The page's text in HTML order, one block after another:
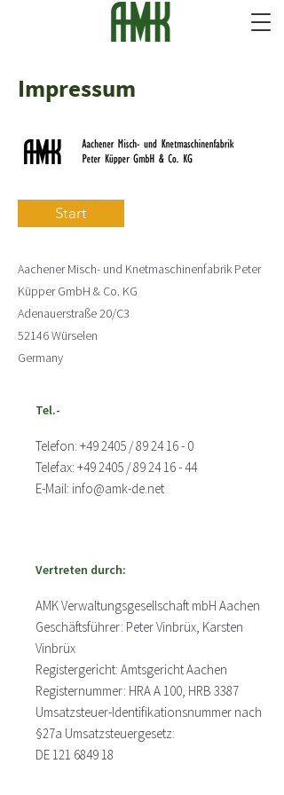
Impressum
Start
Aachener Misch- und Knetmaschinenfabrik Peter
Küpper GmbH & Co. KG
Adenauerstraße 20/C3
52146 Würselen
Germany
Tel.-
Telefon: +49 2405 /89 24 16 - 0
Telefax: +49 2405 / 89 24 16 - 44
E-Mail: info@amk-de.net
Vertreten durch:
AMK Verwaltungsgesellschaft mbH Aachen
Geschäftsführer: Peter Vinbrüx, Karsten
Vinbrüx
Registergericht: Amtsgericht Aachen
Registernummer: HRA A 100, HRB 3387
Umsatzsteuer-Identifikationsnummer nach
§27a Umsatzsteuergesetz:
DE 121 6849 18